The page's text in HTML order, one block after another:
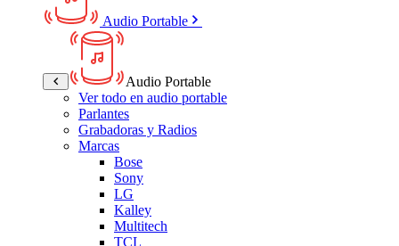
Audio Portable
Audio Portable
Ver todo en audio portable
Parlantes
Grabadoras y Radios
Marcas
Bose
Sony
LG
Kalley
Multitech
TCL